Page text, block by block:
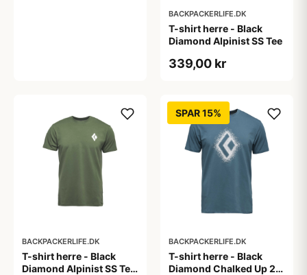
BACKPACKERLIFE.DK
T-shirt herre - Black
Diamond Alpinist SS Tee
339,00 kr
BACKPACKERLIFE.DK
T-shirt herre - Black
Diamond Alpinist SS Tee
SPAR 15%
BACKPACKERLIFE.DK
T-shirt herre - Black
Diamond Chalked Up 2.0